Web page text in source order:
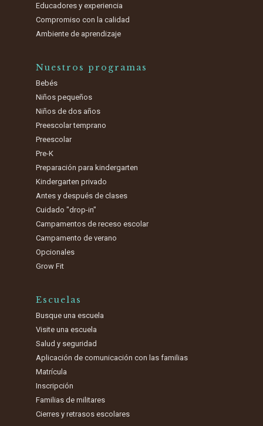
Educadores y experiencia
Compromiso con la calidad
Ambiente de aprendizaje
Nuestros programas
Bebés
Niños pequeños
Niños de dos años
Preescolar temprano
Preescolar
Pre-K
Preparación para kindergarten
Kindergarten privado
Antes y después de clases
Cuidado "drop-in"
Campamentos de receso escolar
Campamento de verano
Opcionales
Grow Fit
Escuelas
Busque una escuela
Visite una escuela
Salud y seguridad
Aplicación de comunicación con las familias
Matrícula
Inscripción
Familias de militares
Cierres y retrasos escolares